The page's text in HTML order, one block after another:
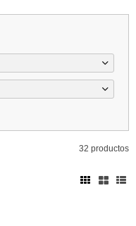
32 productos